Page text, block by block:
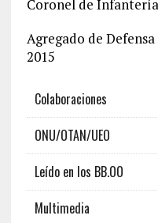
Coronel de
Agregado de
2015
Colaboraciones
ONU/OTAN/UEO
Leído en los BB.OO
Multimedia